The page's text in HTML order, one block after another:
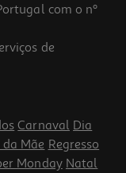
com o nº
de
Carnaval Dia
da Mãe Regresso
Monday Natal